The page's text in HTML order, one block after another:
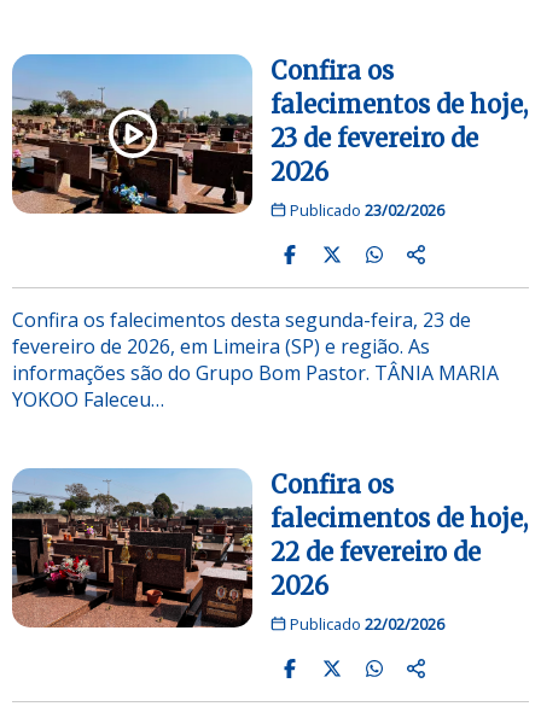
Confira os
falecimentos de hoje,
23 de fevereiro de
2026
Publicado 23/02/2026
Confira os falecimentos desta segunda-feira, 23 de
fevereiro de 2026, em Limeira (SP) e região. As
informações são do Grupo Bom Pastor. TÂNIA MARIA
YOKOO Faleceu…
Confira os
falecimentos de hoje,
22 de fevereiro de
2026
Publicado 22/02/2026